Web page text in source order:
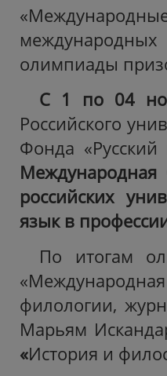
олимпиады
С 1 по 04
Российского
Фонда
Международная
российских
язык в
По итогам
филологии,
Марьям
«История и